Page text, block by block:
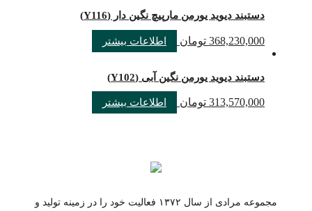
دستبند دیوید یورمن مارپیچ نگین دار (Y116)
368,230,000 تومان اطلاعات بیشتر
دستبند دیوید یورمن نگین آبی (Y102)
313,570,000 تومان اطلاعات بیشتر
مجموعه مرادی از سال ۱۳۷۲ فعالیت خود را در زمینه تولید و